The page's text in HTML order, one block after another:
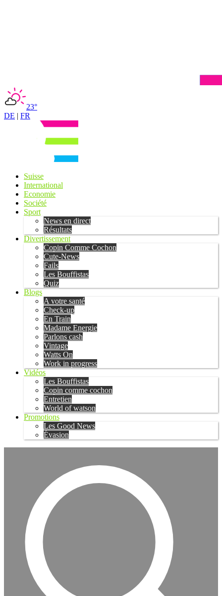
23°
DE | FR
Suisse
International
Economie
Société
Sport
News en direct
Résultats
Divertissement
Copin Comme Cochon
Cute-News
Fails
Les Bouffistas
Quiz
Blogs
A votre santé
Check-up
En Train
Madame Energie
Parlons cash
Vintage
Watts On
Work in progress
Vidéos
Les Bouffistas
Copin comme cochon
Entretien
World of watson
Promotions
Les Good News
Évasion